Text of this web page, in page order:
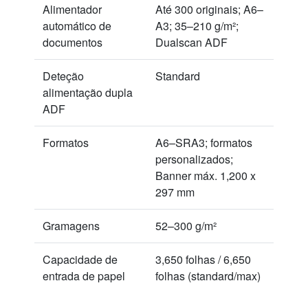
Alimentador
automático de
documentos
Até 300 originais; A6–
A3; 35–210 g/m²;
Dualscan ADF
Deteção
alimentação dupla
ADF
Standard
Formatos
A6–SRA3; formatos
personalizados;
Banner máx. 1,200 x
297 mm
Gramagens 52–300 g/m²
Capacidade de
entrada de papel
3,650 folhas / 6,650
folhas (standard/max)